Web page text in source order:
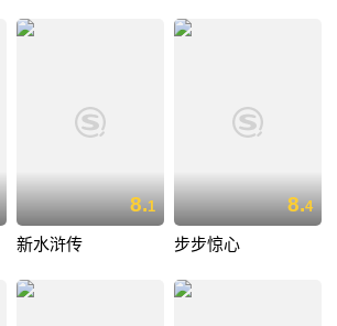
8.1
新水浒传
8.4
步步惊心